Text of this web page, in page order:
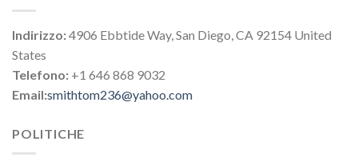
Indirizzo:4906 Ebbtide Way, San Diego, CA 92154 United
States
Telefono: +1 646 868 9032
Email:smithtom236@yahoo.com
POLITICHE